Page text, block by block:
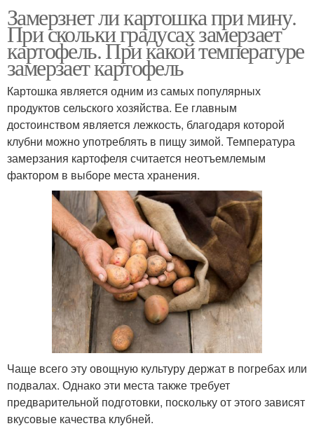
Замерзнет ли картошка при мину.
При скольки градусах замерзает
картофель. При какой температуре
замерзает картофель
Картошка является одним из самых популярных
продуктов сельского хозяйства. Ее главным
достоинством является лежкость, благодаря которой
клубни можно употреблять в пищу зимой. Температура
замерзания картофеля считается неотъемлемым
фактором в выборе места хранения.
Чаще всего эту овощную культуру держат в погребах или
подвалах. Однако эти места также требует
предварительной подготовки, поскольку от этого зависят
вкусовые качества клубней.